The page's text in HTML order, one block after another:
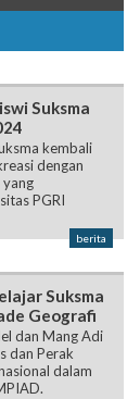
Suksma
kembali
dengan
PGRI
berita
Suksma
Geografi
dan Mang Adi
dan Perak
dalam